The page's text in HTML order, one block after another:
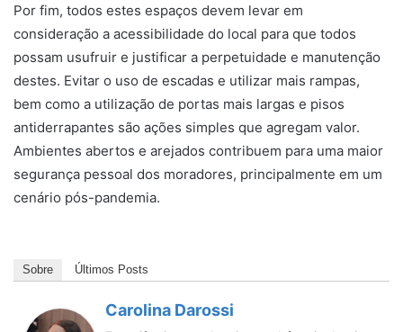
Por fim, todos estes espaços devem levar em
consideração a acessibilidade do local para que todos
possam usufruir e justificar a perpetuidade e manutenção
destes. Evitar o uso de escadas e utilizar mais rampas,
bem como a utilização de portas mais largas e pisos
antiderrapantes são ações simples que agregam valor.
Ambientes abertos e arejados contribuem para uma maior
segurança pessoal dos moradores, principalmente em um
cenário pós-pandemia.
Sobre Últimos Posts
Carolina Darossi